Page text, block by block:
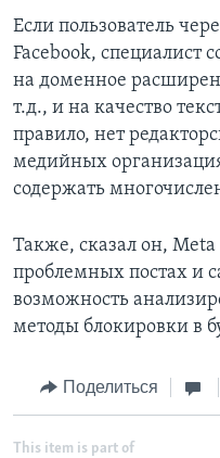
Если пользователь
Facebook, специалист
на доменное
т.д., и на качество
правило, нет
медийных
содержать
Также, сказал он,
проблемных постах и
возможность
методы блокировки в
Поделиться
This item is part of